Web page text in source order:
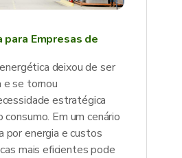
para Empresas de
deixou de ser
e se tornou
estratégica
Em um cenário
por energia e custos
mais eficientes pode